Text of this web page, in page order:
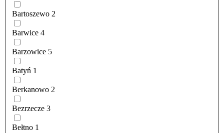
Bartoszewo 2
Barwice 4
Barzowice 5
Batyń 1
Berkanowo 2
Bezrzecze 3
Bełtno 1